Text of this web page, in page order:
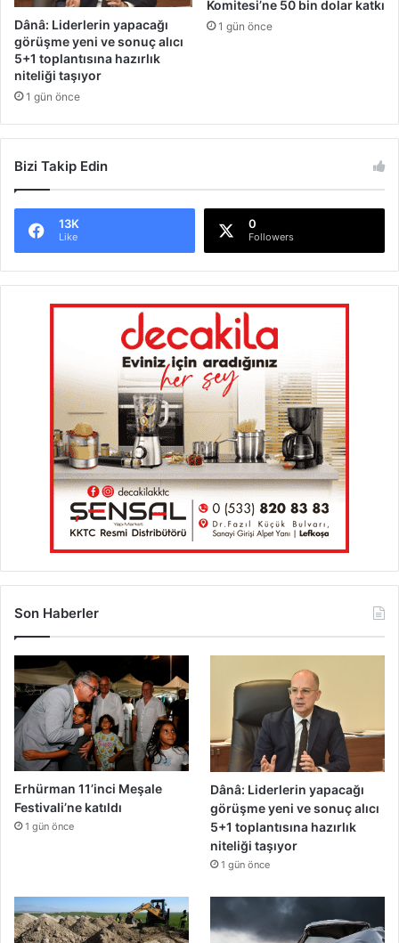
a
p
ı
l
ı
Dânâ: Liderlerin yapacağı
görüşme yeni ve sonuç alıcı
5+1 toplantısına hazırlık
niteliği taşıyor
1 gün önce
Komitesi’ne 50 bin dolar katkı
1 gün önce
Bizi Takip Edin
13K
Like
0
Followers
Son Haberler
Erhürman 11’inci Meşale
Festivali’ne katıldı
1 gün önce
Dânâ: Liderlerin yapacağı
görüşme yeni ve sonuç alıcı
5+1 toplantısına hazırlık
niteliği taşıyor
1 gün önce